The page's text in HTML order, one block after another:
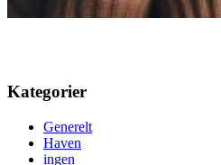
Kategorier
Generelt
Haven
ingen